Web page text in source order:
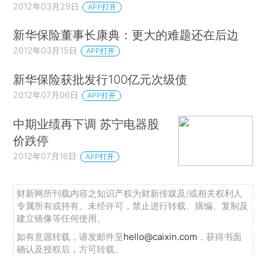
2012年03月29日 APP打开
新华保险董事长康典：更大的难题还在后边
2012年03月15日 APP打开
新华保险获批发行100亿元次级债
2012年07月06日 APP打开
中期业绩再下调 苏宁电器股
价跌停
2012年07月16日 APP打开
财新网所刊载内容之知识产权为财新传媒及/或相关权利人
专属所有或持有。未经许可，禁止进行转载、摘编、复制及
建立镜像等任何使用。
如有意愿转载，请发邮件至hello@caixin.com ，获得书面
确认及授权后，方可转载。